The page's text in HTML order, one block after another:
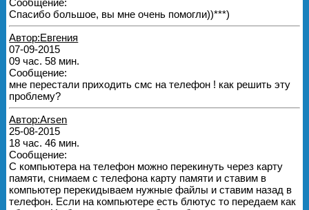
Сообщение:
Спасибо большое, вы мне очень помогли))***)
Автор:Евгения
07-09-2015
09 час. 58 мин.
Сообщение:
мне перестали приходить смс на телефон ! как решить эту
проблему?
Автор:Arsen
25-08-2015
18 час. 46 мин.
Сообщение:
С компьютера на телефон можно перекинуть через карту
памяти, снимаем с телефона карту памяти и ставим в
компьютер перекидываем нужные файлы и ставим назад в
телефон. Если на компьютере есть блютус то передаем как